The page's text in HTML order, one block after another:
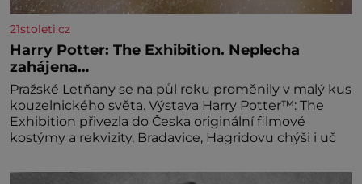
21stoleti.cz
Harry Potter: The Exhibition. Neplecha
zahájena…
Pražské Letňany se na půl roku proměnily v malý kus
kouzelnického světa. Výstava Harry Potter™: The
Exhibition přivezla do Česka originální filmové
kostýmy a rekvizity, Bradavice, Hagridovu chýši i uč